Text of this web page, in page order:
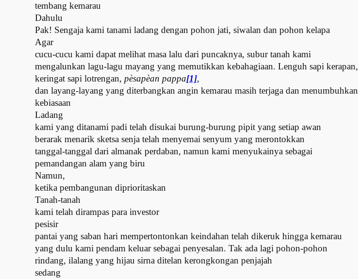
tembang kemarau
Dahulu
Pak! Sengaja kami tanami ladang dengan pohon jati, siwalan dan pohon kelapa
Agar
cucu-cucu kami dapat melihat masa lalu dari puncaknya, subur tanah kami
mengalunkan lagu-lagu mayang yang memutikkan kebahagiaan. Lenguh sapi kerapan,
keringat sapi lotrengan, pèsapèan pappa[1],
dan layang-layang yang diterbangkan angin kemarau masih terjaga dan menumbuhkan
kebiasaan
Ladang
kami yang ditanami padi telah disukai burung-burung pipit yang setiap awan
berarak menarik sketsa senja telah menyemai senyum yang merontokkan
tanggal-tanggal dari almanak perdaban, namun kami menyukainya sebagai
pemandangan alam yang biru
Namun,
ketika pembangunan diprioritaskan
Tanah-tanah
kami telah dirampas para investor
pesisir
pantai yang saban hari mempertontonkan keindahan telah dikeruk hingga kemarau
yang dulu kami pendam keluar sebagai penyesalan. Tak ada lagi pohon-pohon
rindang, ilalang yang hijau sirna ditelan kerongkongan penjajah
sedang